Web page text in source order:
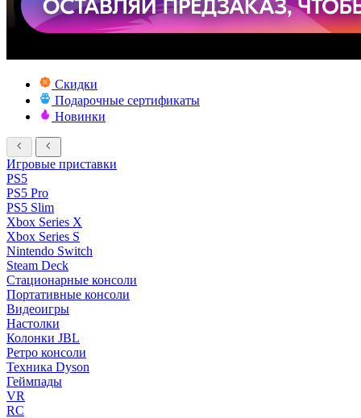
Скидки
Подарочные сертификаты
Новинки
Игровые приставки
PS5
PS5 Pro
PS5 Slim
Xbox Series X
Xbox Series S
Nintendo Switch
Steam Deck
Стационарные консоли
Портативные консоли
Видеоигры
Настолки
Колонки JBL
Ретро консоли
Техника Dyson
Геймпады
VR
RC